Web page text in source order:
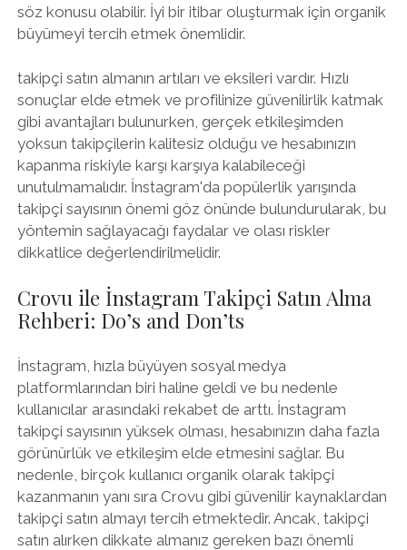
söz konusu olabilir. İyi bir itibar oluşturmak için organik
büyümeyi tercih etmek önemlidir.
takipçi satın almanın artıları ve eksileri vardır. Hızlı
sonuçlar elde etmek ve profilinize güvenilirlik katmak
gibi avantajları bulunurken, gerçek etkileşimden
yoksun takipçilerin kalitesiz olduğu ve hesabınızın
kapanma riskiyle karşı karşıya kalabileceği
unutulmamalıdır. İnstagram'da popülerlik yarışında
takipçi sayısının önemi göz önünde bulundurularak, bu
yöntemin sağlayacağı faydalar ve olası riskler
dikkatlice değerlendirilmelidir.
Crovu ile İnstagram Takipçi Satın Alma
Rehberi: Do’s and Don’ts
İnstagram, hızla büyüyen sosyal medya
platformlarından biri haline geldi ve bu nedenle
kullanıcılar arasındaki rekabet de arttı. İnstagram
takipçi sayısının yüksek olması, hesabınızın daha fazla
görünürlük ve etkileşim elde etmesini sağlar. Bu
nedenle, birçok kullanıcı organik olarak takipçi
kazanmanın yanı sıra Crovu gibi güvenilir kaynaklardan
takipçi satın almayı tercih etmektedir. Ancak, takipçi
satın alırken dikkate almanız gereken bazı önemli